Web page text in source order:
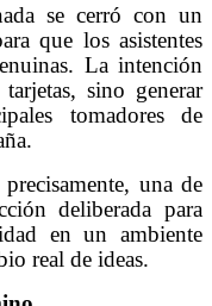
se cerró con un
que los asistentes
La intención
sino generar
tomadores de
una de
deliberada para
en un ambiente
real de ideas.